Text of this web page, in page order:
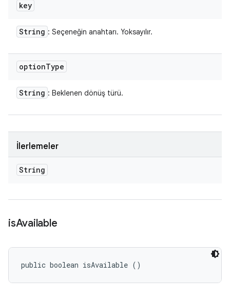
key
String : Seçeneğin anahtarı. Yoksayılır.
optionType
String : Beklenen dönüş türü.
İlerlemeler
String
isAvailable
public boolean isAvailable ()